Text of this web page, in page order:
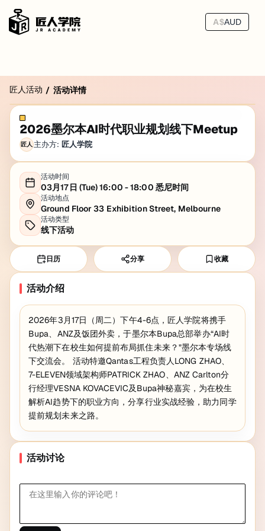
A$AUD
匠人活动 / 活动详情
2026墨尔本AI时代职业规划线下Meetup
匠人 主办方: 匠人学院
活动时间
03月17日 (Tue) 16:00 - 18:00 悉尼时间
活动地点
Ground Floor 33 Exhibition Street, Melbourne
活动类型
线下活动
日历 分享 收藏
活动介绍
2026年3月17日（周二）下午4-6点，匠人学院将携手
Bupa、ANZ及饭团外卖，于墨尔本Bupa总部举办“AI时
代热潮下在校生如何提前布局抓住未来？”墨尔本专场线
下交流会。 活动特邀Qantas工程负责人LONG ZHAO、
7-ELEVEN领域架构师PATRICK ZHAO、ANZ Carlton分
行经理VESNA KOVACEVIC及Bupa神秘嘉宾，为在校生
解析AI趋势下的职业方向，分享行业实战经验，助力同学
提前规划未来之路。
活动讨论